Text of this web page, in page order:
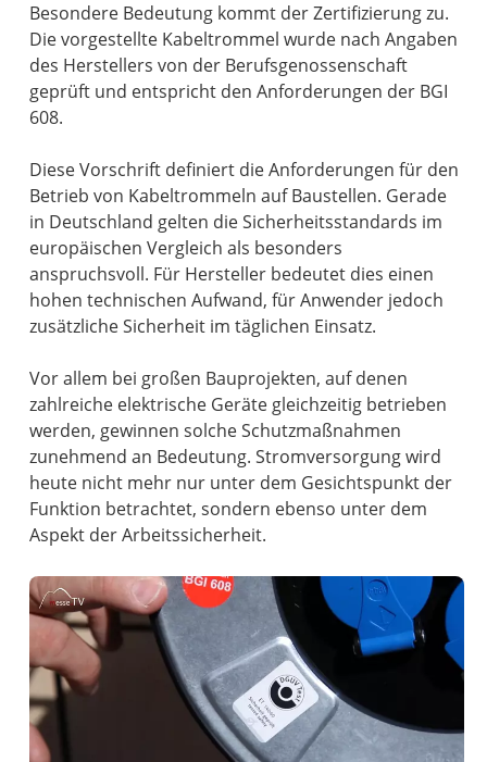
Besondere Bedeutung kommt der Zertifizierung zu.
Die vorgestellte Kabeltrommel wurde nach Angaben
des Herstellers von der Berufsgenossenschaft
geprüft und entspricht den Anforderungen der BGI
608.
Diese Vorschrift definiert die Anforderungen für den
Betrieb von Kabeltrommeln auf Baustellen. Gerade
in Deutschland gelten die Sicherheitsstandards im
europäischen Vergleich als besonders
anspruchsvoll. Für Hersteller bedeutet dies einen
hohen technischen Aufwand, für Anwender jedoch
zusätzliche Sicherheit im täglichen Einsatz.
Vor allem bei großen Bauprojekten, auf denen
zahlreiche elektrische Geräte gleichzeitig betrieben
werden, gewinnen solche Schutzmaßnahmen
zunehmend an Bedeutung. Stromversorgung wird
heute nicht mehr nur unter dem Gesichtspunkt der
Funktion betrachtet, sondern ebenso unter dem
Aspekt der Arbeitssicherheit.